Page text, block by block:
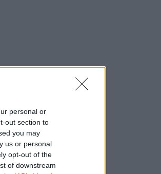
personal or
out section to
you may
us or personal
opt-out of the
of downstream